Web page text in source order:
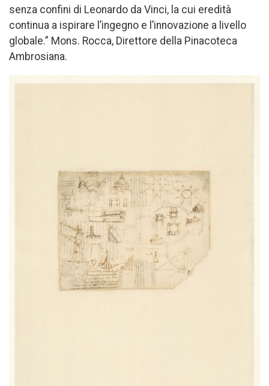
senza confini di Leonardo da Vinci, la cui eredità
continua a ispirare l’ingegno e l’innovazione a livello
globale.” Mons. Rocca, Direttore della Pinacoteca
Ambrosiana.